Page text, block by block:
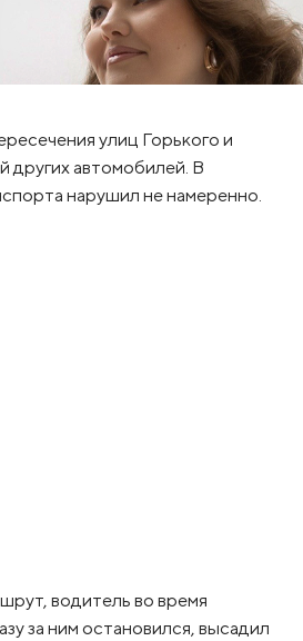
улиц Горького и
других автомобилей. В
нарушил не намеренно.
водитель во время
за ним остановился, высадил